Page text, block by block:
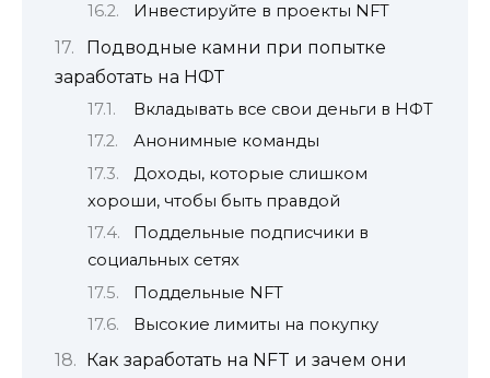
Инвестируйте в проекты NFT
Подводные камни при попытке
заработать на НФТ
Вкладывать все свои деньги в НФТ
Анонимные команды
Доходы, которые слишком
хороши, чтобы быть правдой
Поддельные подписчики в
социальных сетях
Поддельные NFT
Высокие лимиты на покупку
Как заработать на NFT и зачем они